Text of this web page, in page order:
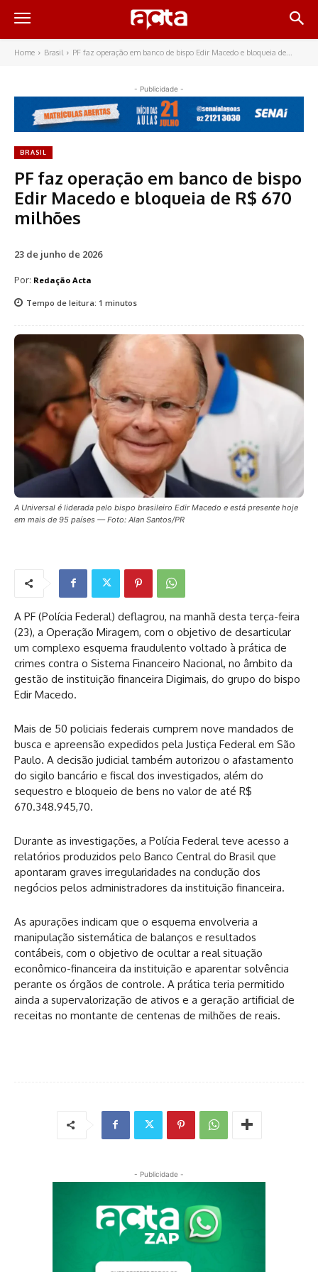
Home Brasil PF faz operação em banco de bispo Edir Macedo e bloqueia de...
- Publicidade -
BRASIL
PF faz operação em banco de bispo
Edir Macedo e bloqueia de R$ 670
milhões
23 de junho de 2026
Por: Redação Acta
Tempo de leitura: 1 minutos
A Universal é liderada pelo bispo brasileiro Edir Macedo e está presente hoje
em mais de 95 países — Foto: Alan Santos/PR
A PF (Polícia Federal) deflagrou, na manhã desta terça-feira
(23), a Operação Miragem, com o objetivo de desarticular
um complexo esquema fraudulento voltado à prática de
crimes contra o Sistema Financeiro Nacional, no âmbito da
gestão de instituição financeira Digimais, do grupo do bispo
Edir Macedo.
Mais de 50 policiais federais cumprem nove mandados de
busca e apreensão expedidos pela Justiça Federal em São
Paulo. A decisão judicial também autorizou o afastamento
do sigilo bancário e fiscal dos investigados, além do
sequestro e bloqueio de bens no valor de até R$
670.348.945,70.
Durante as investigações, a Polícia Federal teve acesso a
relatórios produzidos pelo Banco Central do Brasil que
apontaram graves irregularidades na condução dos
negócios pelos administradores da instituição financeira.
As apurações indicam que o esquema envolveria a
manipulação sistemática de balanços e resultados
contábeis, com o objetivo de ocultar a real situação
econômico-financeira da instituição e aparentar solvência
perante os órgãos de controle. A prática teria permitido
ainda a supervalorização de ativos e a geração artificial de
receitas no montante de centenas de milhões de reais.
- Publicidade -